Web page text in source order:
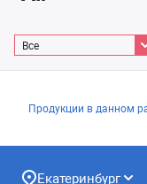
Все
Продукции в данном
Екатеринбург